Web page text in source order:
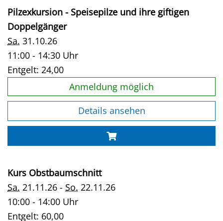
Pilzexkursion - Speisepilze und ihre giftigen
Doppelgänger
Sa. 31.10.26
11:00 - 14:30 Uhr
Entgelt: 24,00
Anmeldung möglich
Details ansehen
Kurs Obstbaumschnitt
Sa. 21.11.26 - So. 22.11.26
10:00 - 14:00 Uhr
Entgelt: 60,00